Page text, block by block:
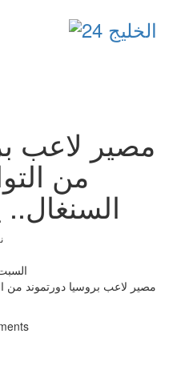
مصير لاعب
من
السبت 26 فبراير 2022 01:45